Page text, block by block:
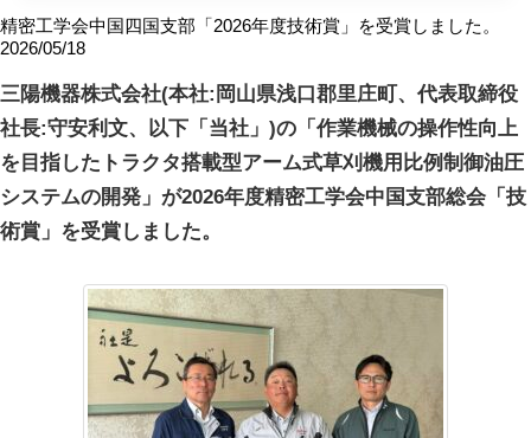
精密工学会中国四国支部「2026年度技術賞」を受賞しました。
2026/05/18
三陽機器株式会社(本社:岡山県浅口郡里庄町、代表取締役
社長:守安利文、以下「当社」)の「作業機械の操作性向上
を目指したトラクタ搭載型アーム式草刈機用比例制御油圧
システムの開発」が2026年度精密工学会中国支部総会「技
術賞」を受賞しました。